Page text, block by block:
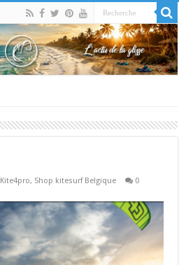
Kite4pro, Shop kitesurf Belgique
0